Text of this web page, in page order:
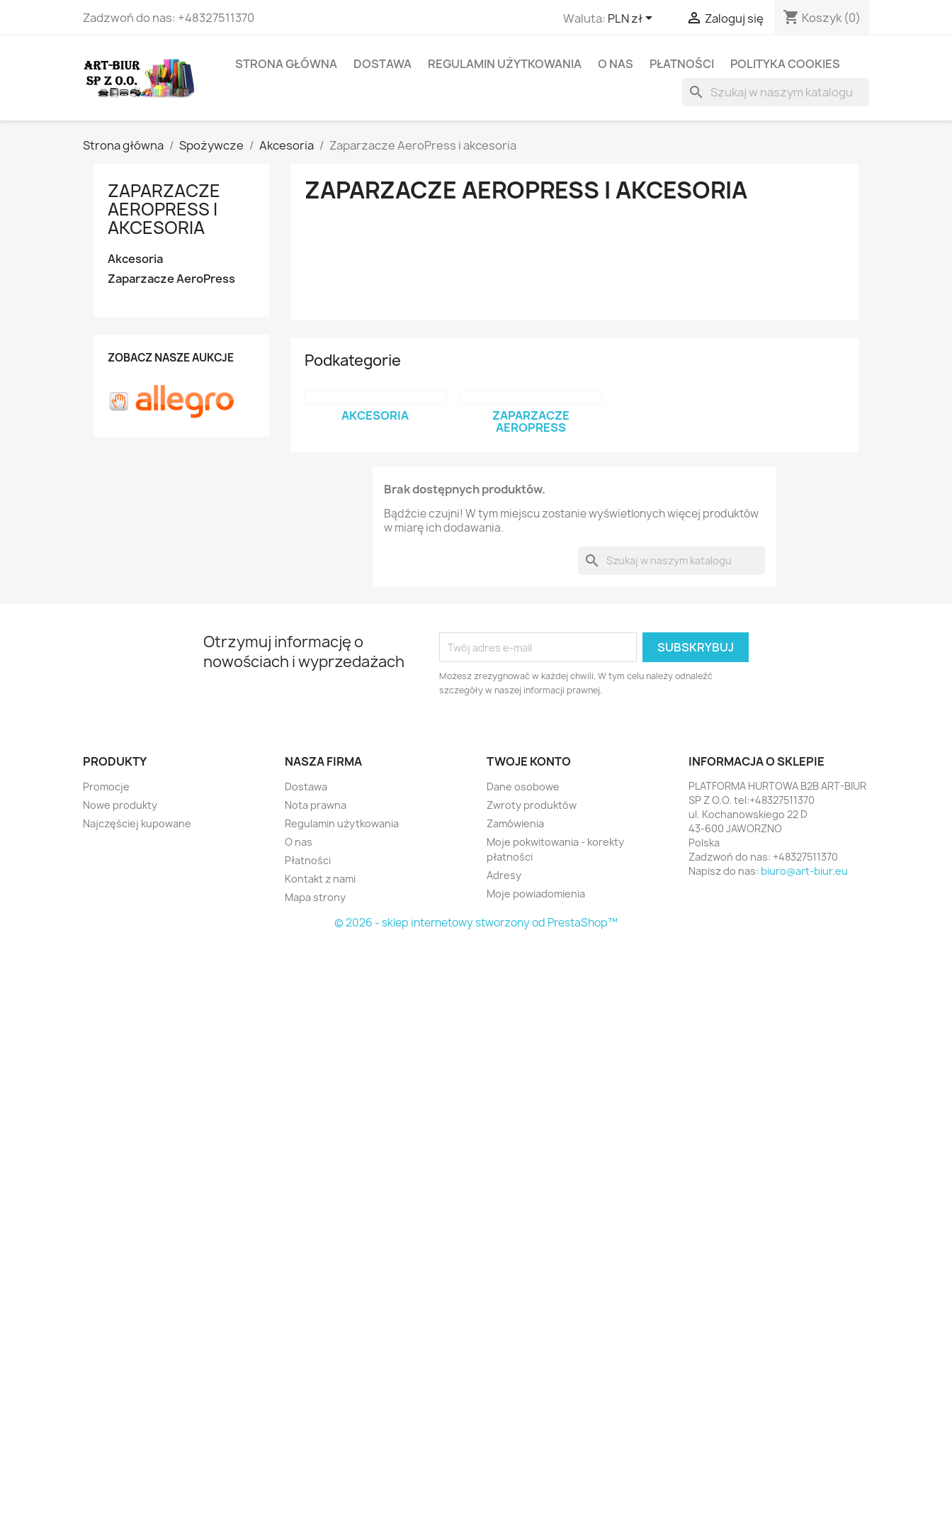
Zadzwoń do nas: +48327511370 Waluta: PLN zł  Zaloguj się shopping_cart Koszyk (0)
STRONA GŁÓWNA DOSTAWA REGULAMIN UŻYTKOWANIA O NAS PŁATNOŚCI POLITYKA COOKIES
search
Strona główna Spożywcze Akcesoria Zaparzacze AeroPress i akcesoria
ZAPARZACZE
AEROPRESS I
AKCESORIA
Akcesoria
Zaparzacze AeroPress
ZOBACZ NASZE AUKCJE
ZAPARZACZE AEROPRESS I AKCESORIA
Podkategorie
AKCESORIA ZAPARZACZE
AEROPRESS
Brak dostępnych produktów.
Bądźcie czujni! W tym miejscu zostanie wyświetlonych więcej produktów
w miarę ich dodawania.
search
Otrzymuj informację o
nowościach i wyprzedażach
Możesz zrezygnować w każdej chwili. W tym celu należy odnaleźć
szczegóły w naszej informacji prawnej.
PRODUKTY
Promocje
Nowe produkty
Najczęściej kupowane
NASZA FIRMA
Dostawa
Nota prawna
Regulamin użytkowania
O nas
Płatności
Kontakt z nami
Mapa strony
TWOJE KONTO
Dane osobowe
Zwroty produktów
Zamówienia
Moje pokwitowania - korekty
płatności
Adresy
Moje powiadomienia
INFORMACJA O SKLEPIE
PLATFORMA HURTOWA B2B ART-BIUR
SP Z O.O. tel:+48327511370
ul. Kochanowskiego 22 D
43-600 JAWORZNO
Polska
Zadzwoń do nas: +48327511370
Napisz do nas: biuro@art-biur.eu
© 2026 - sklep internetowy stworzony od PrestaShop™